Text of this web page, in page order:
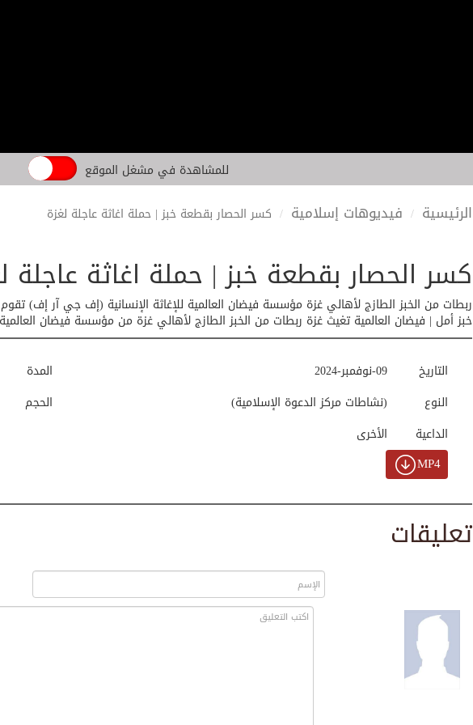
للمشاهدة في مشغل الموقع
الرئيسية فيديوهات إسلامية كسر الحصار بقطعة خبز | حملة اغاثة عاجلة لغزة
كسر الحصار بقطعة خبز | حملة اغاثة عاجلة
ربطات من الخبز الطازج لأهالي غزة مؤسسة فيضان العالمية للإغاثة الإنسانية (إف جي آر إف)
خبز أمل | فيضان العالمية تغيث غزة ربطات من الخبز الطازج لأهالي غزة من مؤسسة فيضان العالمية
المدة
الحجم
09-نوفمبر-2024
التاريخ
(نشاطات مركز الدعوة الإسلامية)
النوع
الأخرى
الداعية
MP4
تعليقات